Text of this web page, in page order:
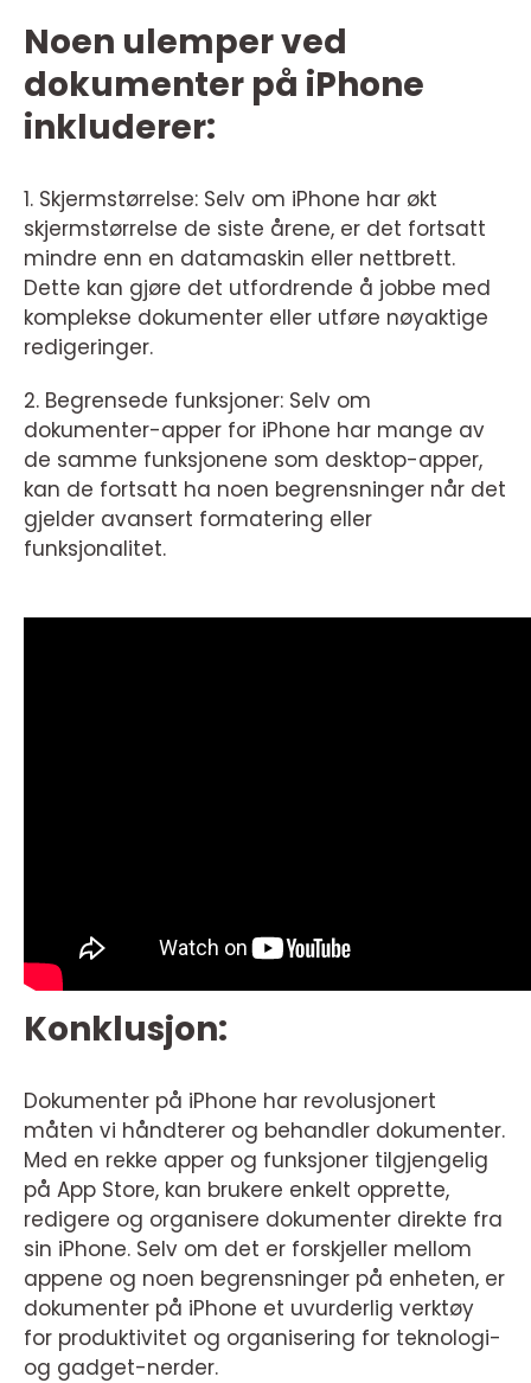
Noen ulemper ved
dokumenter på iPhone
inkluderer:
1. Skjermstørrelse: Selv om iPhone har økt
skjermstørrelse de siste årene, er det fortsatt
mindre enn en datamaskin eller nettbrett.
Dette kan gjøre det utfordrende å jobbe med
komplekse dokumenter eller utføre nøyaktige
redigeringer.
2. Begrensede funksjoner: Selv om
dokumenter-apper for iPhone har mange av
de samme funksjonene som desktop-apper,
kan de fortsatt ha noen begrensninger når det
gjelder avansert formatering eller
funksjonalitet.
Konklusjon:
Dokumenter på iPhone har revolusjonert
måten vi håndterer og behandler dokumenter.
Med en rekke apper og funksjoner tilgjengelig
på App Store, kan brukere enkelt opprette,
redigere og organisere dokumenter direkte fra
sin iPhone. Selv om det er forskjeller mellom
appene og noen begrensninger på enheten, er
dokumenter på iPhone et uvurderlig verktøy
for produktivitet og organisering for teknologi-
og gadget-nerder.